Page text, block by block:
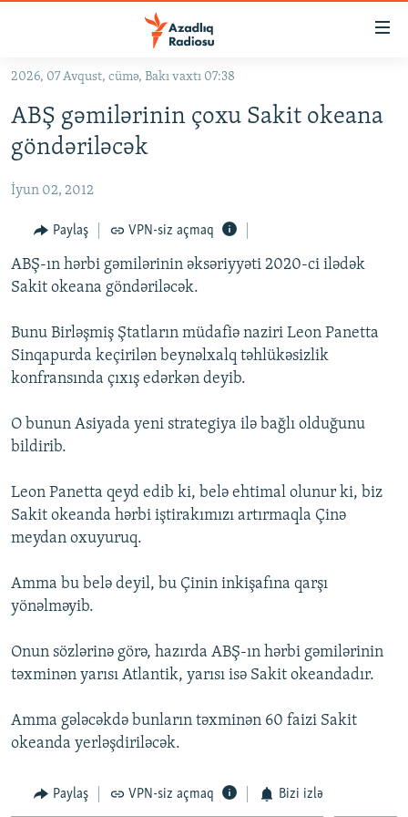
Əsas
qayıt
Əsas
naviqasiyaya
qayıt
#İZAHLA
KORRUPSIOMETR
#ƏSLINDƏ
FƏRQƏ BAX
QANUNI DOĞRU
ARAŞDIRMA
MULTIMEDIA
VIDEO
İNFOQRAFIKA
RADIO ARXIV
AZƏRBAYCAN ƏDƏBIYYATI KITABXANASI
İZ - MƏDƏNIYYƏT PROQRAMI
MISSIYAMIZ
MATERIALLARIMIZDAN ISTIFADƏ
AZADLIQRADIOSU MOBIL TELEFONUNUZDA
XƏBƏR BÜLLETENLƏRIMIZ
BIZI IZLƏ
RFE/RL-in bütün saytları
2026, 07 Avqust, cümə, Bakı vaxtı 07:38
ABŞ gəmilərinin çoxu Sakit okeana
göndəriləcək
İyun 02, 2012
Paylaş VPN-siz açmaq
ABŞ-ın hərbi gəmilərinin əksəriyyəti 2020-ci ilədək
Sakit okeana göndəriləcək.
Bunu Birləşmiş Ştatların müdafiə naziri Leon Panetta
Sinqapurda keçirilən beynəlxalq təhlükəsizlik
konfransında çıxış edərkən deyib.
O bunun Asiyada yeni strategiya ilə bağlı olduğunu
bildirib.
Leon Panetta qeyd edib ki, belə ehtimal olunur ki, biz
Sakit okeanda hərbi iştirakımızı artırmaqla Çinə
meydan oxuyuruq.
Amma bu belə deyil, bu Çinin inkişafına qarşı
yönəlməyib.
Onun sözlərinə görə, hazırda ABŞ-ın hərbi gəmilərinin
təxminən yarısı Atlantik, yarısı isə Sakit okeandadır.
Amma gələcəkdə bunların təxminən 60 faizi Sakit
okeanda yerləşdiriləcək.
Paylaş VPN-siz açmaq Bizi izlə